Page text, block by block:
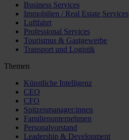
Business Services
Immobilien / Real Estate Services
Luftfahrt
Professional Services
Tourismus & Gastgewerbe
Transport und Logistik
Themen
Künstliche Intelligenz
CEO
CFO
Spitzenmanager:innen
Familienunternehmen
Personalvorstand
Leadership & Development